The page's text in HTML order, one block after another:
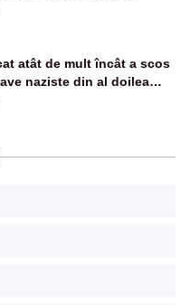
român
atât de mult încât a scos
naziste din al doilea